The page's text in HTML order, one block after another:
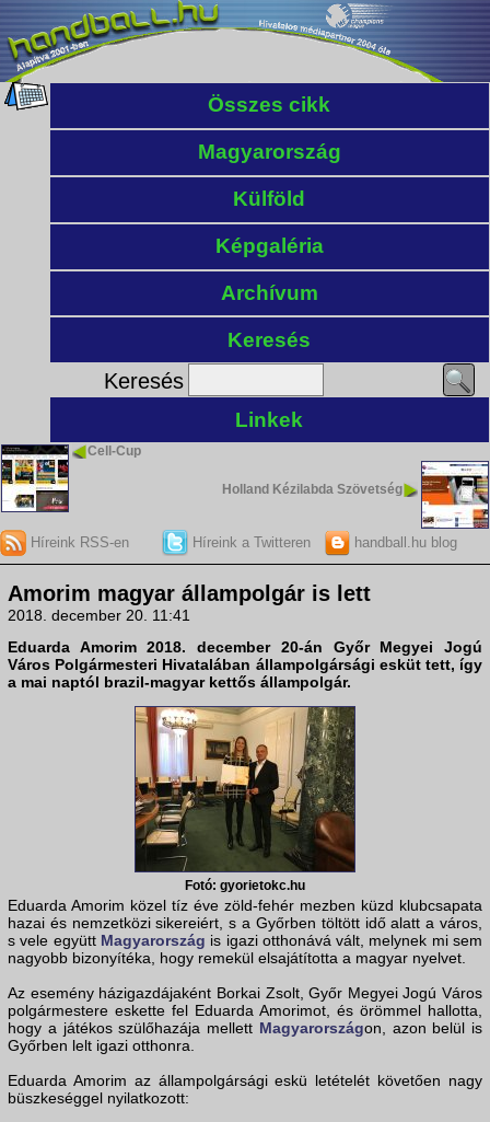
Összes cikk
Magyarország
Külföld
Képgaléria
Archívum
Keresés
Keresés
Linkek
Cell-Cup
Holland Kézilabda Szövetség
Híreink RSS-en Híreink a Twitteren handball.hu blog
Amorim magyar állampolgár is lett
2018. december 20. 11:41
Eduarda Amorim 2018. december 20-án Győr Megyei Jogú
Város Polgármesteri Hivatalában állampolgársági esküt tett, így
a mai naptól brazil-magyar kettős állampolgár.
Fotó: gyorietokc.hu
Eduarda Amorim közel tíz éve zöld-fehér mezben küzd klubcsapata
hazai és nemzetközi sikereiért, s a Győrben töltött idő alatt a város,
s vele együtt Magyarország is igazi otthonává vált, melynek mi sem
nagyobb bizonyítéka, hogy remekül elsajátította a magyar nyelvet.
Az esemény házigazdájaként Borkai Zsolt, Győr Megyei Jogú Város
polgármestere eskette fel Eduarda Amorimot, és örömmel hallotta,
hogy a játékos szülőhazája mellett Magyarországon, azon belül is
Győrben lelt igazi otthonra.
Eduarda Amorim az állampolgársági eskü letételét követően nagy
büszkeséggel nyilatkozott: